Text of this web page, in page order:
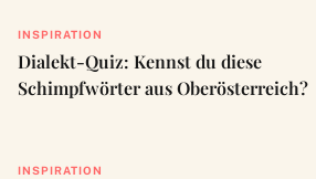
INSPIRATION
Dialekt-Quiz: Kennst du diese
Schimpfwörter aus Oberösterreich?
INSPIRATION